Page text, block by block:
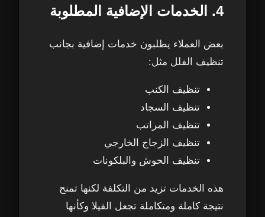
4. الخدمات الإضافية المطلوبة
بعض العملاء يطلبون خدمات إضافية بجانب
تنظيف الفلل مثل:
تنظيف الكنب
تنظيف السجاد
تنظيف المراتب
تنظيف الزجاج الخارجي
تنظيف الحوش والبلكونات
هذه الخدمات تزيد من التكلفة لكنها تمنح
نتيجة كاملة ومتكاملة تجعل الفيلا وكأنها